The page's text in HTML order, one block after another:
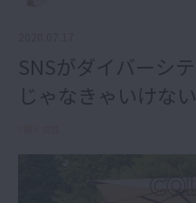
SNSがダイバーシ
じゃなきゃいけな